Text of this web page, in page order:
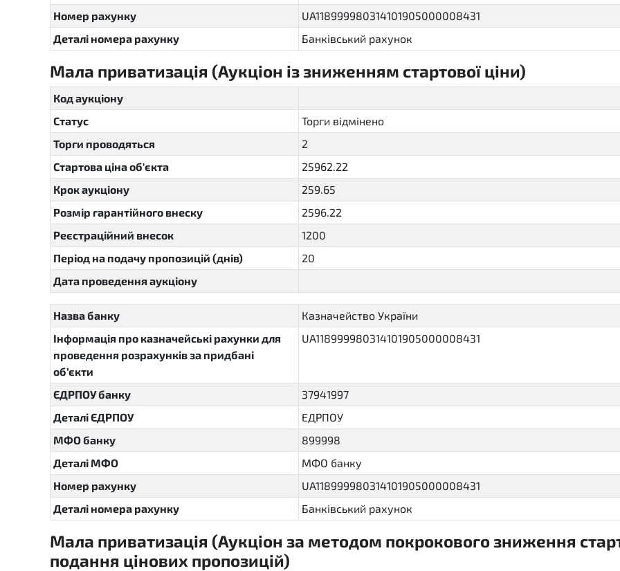
Номер рахунку
UA118999980314101905000008431
Деталі номера рахунку
Банківський рахунок
Мала приватизація (Аукціон із зниженням стартової ціни)
Код аукціону
Статус
Торги відмінено
Торги проводяться
2
Стартова ціна об'єкта
25962.22
Крок аукціону
259.65
Розмір гарантійного внеску
2596.22
Реєстраційний внесок
1200
Період на подачу пропозицій (днів)
20
Дата проведення аукціону
Назва банку
Казначейство України
Інформація про казначейські рахунки для
проведення розрахунків за придбані
об’єкти
UA118999980314101905000008431
ЄДРПОУ банку
37941997
Деталі ЄДРПОУ
ЕДРПОУ
МФО банку
899998
Деталі МФО
МФО банку
Номер рахунку
UA118999980314101905000008431
Деталі номера рахунку
Банківський рахунок
Мала приватизація (Аукціон за методом покрокового зниження
подання цінових пропозицій)